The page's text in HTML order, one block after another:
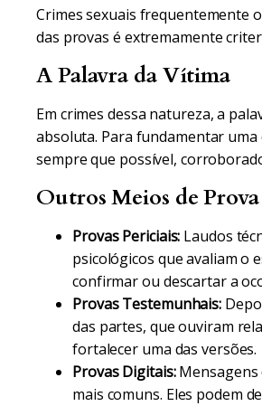
Crimes sexuais frequentemente
das provas é extremamente
A Palavra da Vítima
Em crimes dessa natureza, a
absoluta. Para fundamentar uma
sempre que possível,
Outros Meios de Prova
Provas Periciais: Laudos
psicológicos que avaliam o
confirmar ou descartar a
Provas Testemunhais:
das partes, que ouviram
fortalecer uma das versões.
Provas Digitais:Mensagens
mais comuns. Eles podem